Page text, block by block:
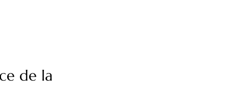
de la